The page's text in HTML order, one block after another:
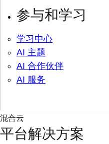
参与和学习
学习中心
AI 主题
AI 合作伙伴
AI 服务
混合云
平台解决方案